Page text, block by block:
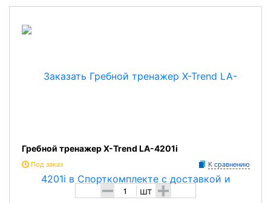
Гребной тренажер X-Trend LA-4201i
Под заказ К сравнению
- шт +